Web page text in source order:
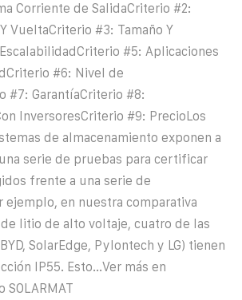
Corriente de SalidaCriterio #2:
VueltaCriterio #3: Tamaño Y
#5: Aplicaciones
#6: Nivel de
#7: GarantíaCriterio #8:
InversoresCriterio #9: PrecioLos
de almacenamiento exponen a
serie de pruebas para certificar
frente a una serie de
ejemplo, en nuestra comparativa
litio de alto voltaje, cuatro de las
SolarEdge, Pylontech y LG) tienen
IP55. Esto...Ver más en